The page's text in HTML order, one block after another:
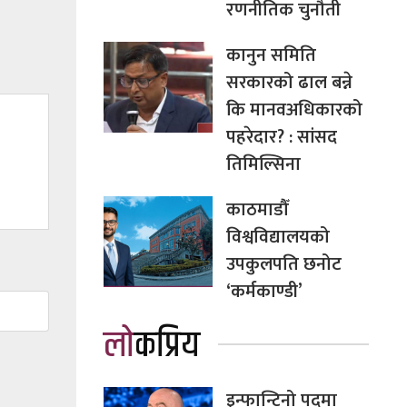
रणनीतिक चुनौती
कानुन समिति
सरकारको ढाल बन्ने
कि मानवअधिकारको
पहरेदार? : सांसद
तिमिल्सिना
काठमाडौँ
विश्वविद्यालयको
उपकुलपति छनोट
‘कर्मकाण्डी’
लोकप्रिय
इन्फान्टिनो पदमा